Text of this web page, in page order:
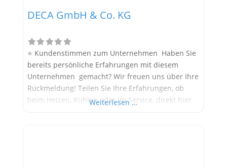
DECA GmbH & Co. KG
⭐ Kundenstimmen zum Unternehmen Haben Sie
bereits persönliche Erfahrungen mit diesem
Unternehmen gemacht? Wir freuen uns über Ihre
Rückmeldung! Teilen Sie Ihre Erfahrungen, ob
beim Heizen, Kühlen oder im Service, direkt hier
Weiterlesen …